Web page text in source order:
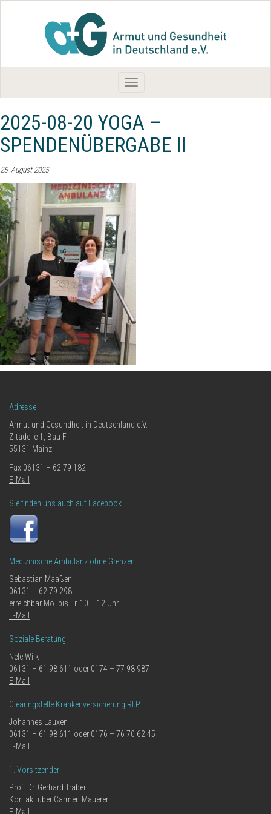
Toggle
navigation
2025-08-20 YOGA –
SPENDENÜBERGABE II
25. August 2025
Adresse
Armut und Gesundheit in Deutschland e.V.
Zitadelle 1, Bau F
55131 Mainz
Fax 06131 – 62 79 182
E-Mail
Sie finden uns auch auf Facebook
Medizinische Ambulanz ohne Grenzen
Sebastian Maaßen
06131 – 62 79 298
erreichbar Mo. bis Fr. 10 – 12 Uhr
E-Mail
Soziale Beratung
Nele Wilk
06131 – 61 98 611 oder 0174 – 77 98 987
E-Mail
Clearingstelle Krankenversicherung RLP
Johannes Lauxen
06131 – 61 98 611 oder 0176 – 76 70 62 45
E-Mail
1. Vorsitzender
Prof. Dr. Gerhard Trabert
Kontakt über Carmen Mauerer:
E-Mail